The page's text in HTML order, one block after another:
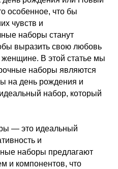
особенное, что бы
чувств и
наборы станут
выразить свою любовь
В этой статье мы
наборы являются
на день рождения и
набор, который
— это идеальный
и
наборы предлагают
и компонентов, что